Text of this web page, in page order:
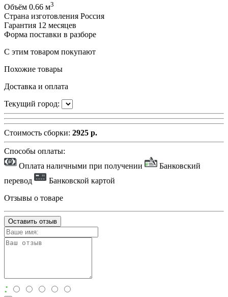
Объём 0.66 м3
Страна изготовления Россия
Гарантия 12 месяцев
Форма поставки в разборе
С этим товаром покупают
Похожие товары
Доставка и оплата
Текущий город:
Стоимость сборки: 2925 р.
Способы оплаты:
Оплата наличными при получении
Банковский
перевод
Банковской картой
Отзывы о товаре
Оставить отзыв
: